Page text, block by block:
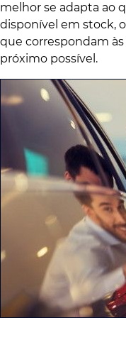
melhor se adapta ao
disponível em stock,
que correspondam
próximo possível.